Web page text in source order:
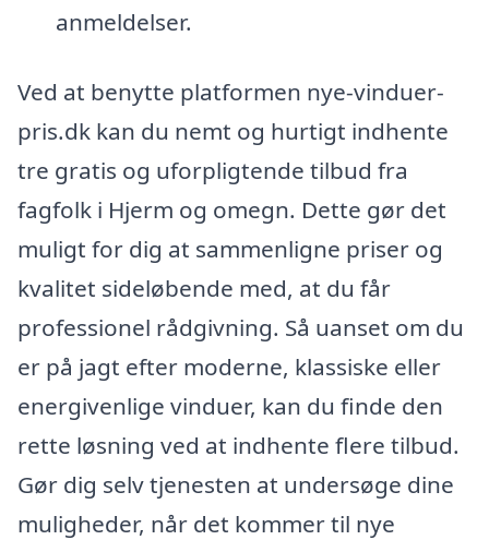
anmeldelser.
Ved at benytte platformen nye-vinduer-
pris.dk kan du nemt og hurtigt indhente
tre gratis og uforpligtende tilbud fra
fagfolk i Hjerm og omegn. Dette gør det
muligt for dig at sammenligne priser og
kvalitet sideløbende med, at du får
professionel rådgivning. Så uanset om du
er på jagt efter moderne, klassiske eller
energivenlige vinduer, kan du finde den
rette løsning ved at indhente flere tilbud.
Gør dig selv tjenesten at undersøge dine
muligheder, når det kommer til nye